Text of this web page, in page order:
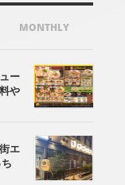
MONTHLY
ー
や
エ